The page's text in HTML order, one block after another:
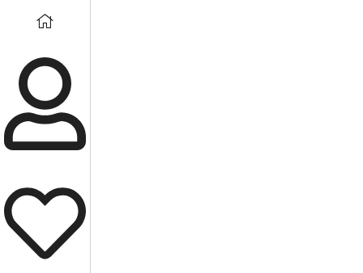
Adresse email*
Votre adresse e-mail est uniquement utilisée pour vous envoyer
notre newsletter ainsi que des informations sur les activités de
Candelnia. Vous pouvez à tout moment utiliser le lien de